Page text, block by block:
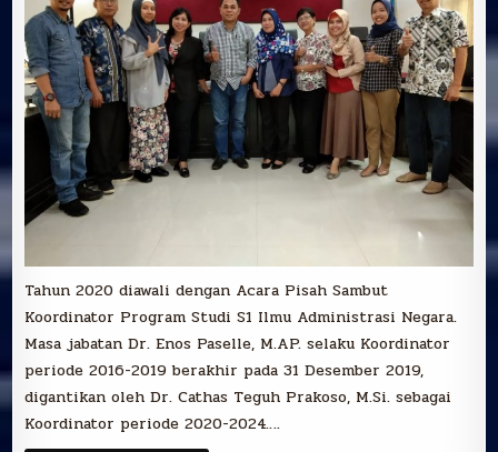
NEGARA
Tahun 2020 diawali dengan Acara Pisah Sambut
Koordinator Program Studi S1 Ilmu Administrasi Negara.
Masa jabatan Dr. Enos Paselle, M.AP. selaku Koordinator
periode 2016-2019 berakhir pada 31 Desember 2019,
digantikan oleh Dr. Cathas Teguh Prakoso, M.Si. sebagai
Koordinator periode 2020-2024….